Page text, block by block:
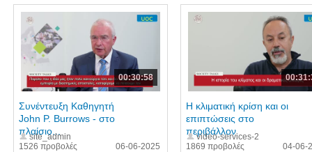
00:30:58
1526 προβολές
Συνέντευξη Καθηγητή
John P. Burrows - στο
πλαίσιο...
site_admin
06-06-2025
1869 προβολές
Η κλιματική κρίση και οι
επιπτώσεις στο
περιβάλλον
video-services-2
04-06-